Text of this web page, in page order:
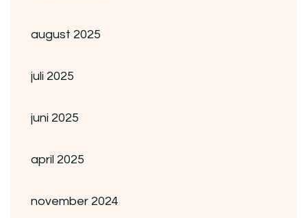
august 2025
juli 2025
juni 2025
april 2025
november 2024